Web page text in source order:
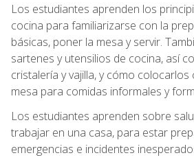
Los estudiantes aprenden los
cocina para familiarizarse con la
básicas, poner la mesa y servir.
sartenes y utensilios de cocina, así
cristalería y vajilla, y cómo
mesa para comidas informales y
Los estudiantes aprenden sobre
trabajar en una casa, para estar
emergencias e incidentes